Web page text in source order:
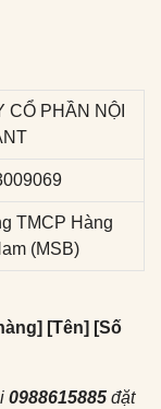
CỔ PHẦN NỘI
TMCP Hàng
(MSB)
[Tên] [Số
0988615885 đặt